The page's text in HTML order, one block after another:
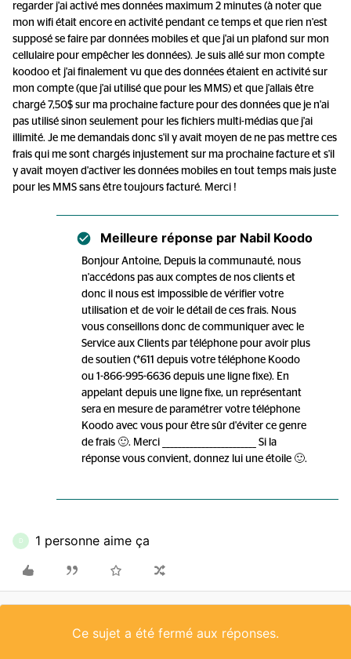
regarder j'ai activé mes données maximum 2 minutes (à noter que
mon wifi était encore en activité pendant ce temps et que rien n'est
supposé se faire par données mobiles et que j'ai un plafond sur mon
cellulaire pour empêcher les données). Je suis allé sur mon compte
koodoo et j'ai finalement vu que des données étaient en activité sur
mon compte (que j'ai utilisé que pour les MMS) et que j'allais être
chargé 7,50$ sur ma prochaine facture pour des données que je n'ai
pas utilisé sinon seulement pour les fichiers multi-médias que j'ai
illimité. Je me demandais donc s'il y avait moyen de ne pas mettre ces
frais qui me sont chargés injustement sur ma prochaine facture et s'il
y avait moyen d'activer les données mobiles en tout temps mais juste
pour les MMS sans être toujours facturé. Merci !
Meilleure réponse par Nabil Koodo
Bonjour Antoine, Depuis la communauté, nous
n'accédons pas aux comptes de nos clients et
donc il nous est impossible de vérifier votre
utilisation et de voir le détail de ces frais. Nous
vous conseillons donc de communiquer avec le
Service aux Clients par téléphone pour avoir plus
de soutien (*611 depuis votre téléphone Koodo
ou 1-866-995-6636 depuis une ligne fixe). En
appelant depuis une ligne fixe, un représentant
sera en mesure de paramétrer votre téléphone
Koodo avec vous pour être sûr d'éviter ce genre
de frais 🙂. Merci ________________________ Si la
réponse vous convient, donnez lui une étoile 🙂.
D 1 personne aime ça
Ce sujet a été fermé aux réponses.